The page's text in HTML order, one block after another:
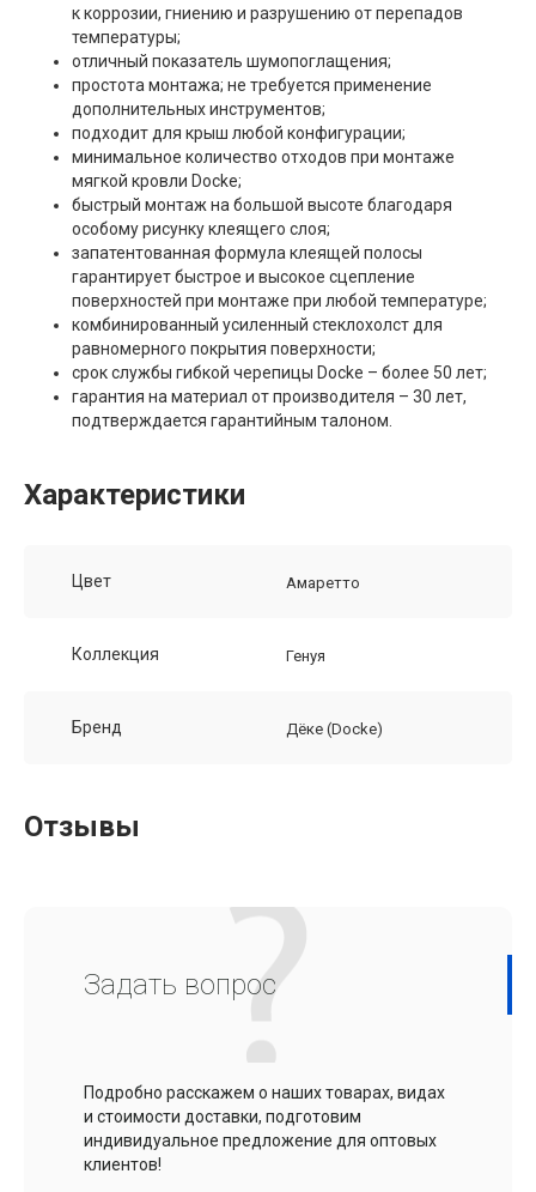
к коррозии, гниению и разрушению от перепадов
температуры;
отличный показатель шумопоглащения;
простота монтажа; не требуется применение
дополнительных инструментов;
подходит для крыш любой конфигурации;
минимальное количество отходов при монтаже
мягкой кровли Docke;
быстрый монтаж на большой высоте благодаря
особому рисунку клеящего слоя;
запатентованная формула клеящей полосы
гарантирует быстрое и высокое сцепление
поверхностей при монтаже при любой температуре;
комбинированный усиленный стеклохолст для
равномерного покрытия поверхности;
срок службы гибкой черепицы Docke – более 50 лет;
гарантия на материал от производителя – 30 лет,
подтверждается гарантийным талоном.
Характеристики
Цвет Амаретто
Коллекция Генуя
Бренд Дёке (Docke)
Отзывы
Задать вопрос
Подробно расскажем о наших товарах, видах
и стоимости доставки, подготовим
индивидуальное предложение для оптовых
клиентов!